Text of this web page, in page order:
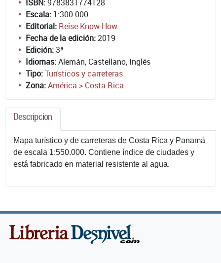
ISBN:9783831774128
Escala: 1:300.000
Editorial: Reise Know-How
Fecha de la edición:2019
Edición:3ª
Idiomas:Alemán, Castellano, Inglés
Tipo:Turísticos y carreteras
Zona:América > Costa Rica
Descripcion
Mapa turístico y de carreteras de Costa Rica y Panamá
de escala 1:550.000. Contiene índice de ciudades y
está fabricado en material resistente al agua.